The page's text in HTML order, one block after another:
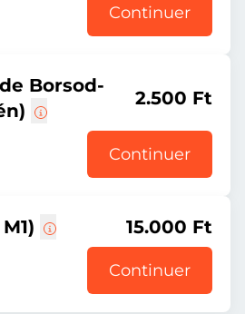
Continuer
Borsod-
2.500 Ft
Continuer
15.000 Ft
Continuer